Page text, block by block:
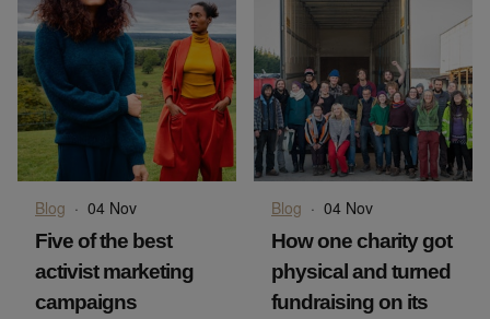
Blog · 04 Nov
Five of the best
activist marketing
campaigns
Blog · 04 Nov
How one charity got
physical and turned
fundraising on its